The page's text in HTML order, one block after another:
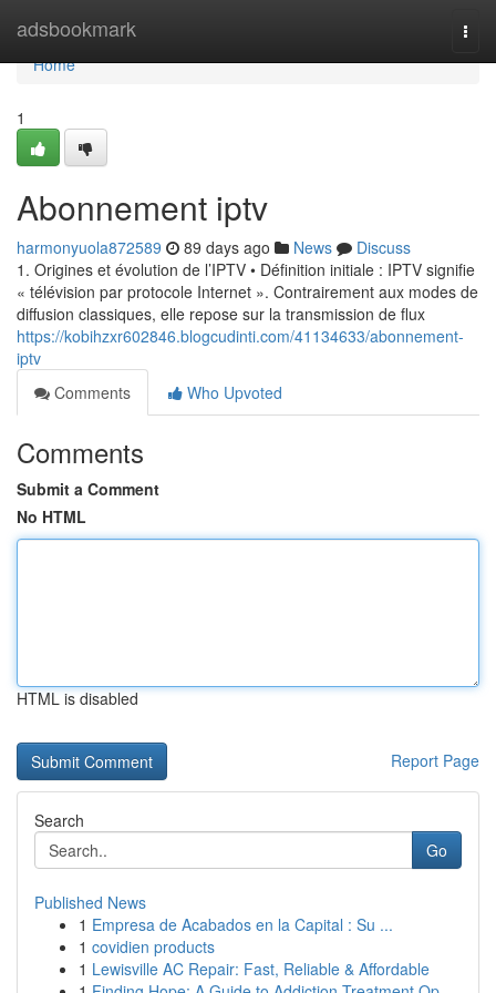
adsbookmark
Home
Home
1
Abonnement iptv
harmonyuola872589 89 days ago News
Discuss
1. Origines et évolution de l’IPTV • Définition initiale : IPTV signifie
« télévision par protocole Internet ». Contrairement aux modes de
diffusion classiques, elle repose sur la transmission de flux
https://kobihzxr602846.blogcudinti.com/41134633/abonnement-
iptv
Comments
Who Upvoted
Comments
Submit a Comment
No HTML
HTML is disabled
Report Page
Search
Go
Published News
1 Empresa de Acabados en la Capital : Su ...
1 covidien products
1 Lewisville AC Repair: Fast, Reliable & Affordable